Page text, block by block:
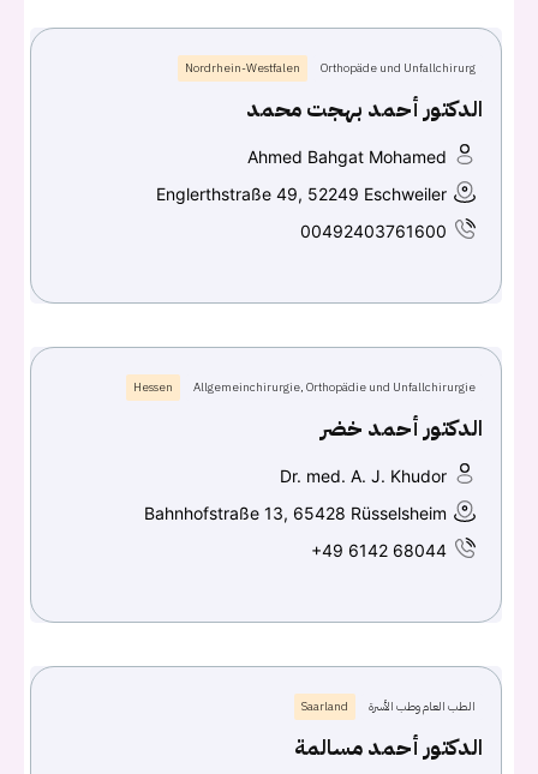
Orthopäde und Unfallchirurg
Nordrhein-Westfalen
الدكتور أحمد بهجت محمد
Ahmed Bahgat Mohamed
Englerthstraße 49, 52249 Eschweiler
00492403761600
Allgemeinchirurgie, Orthopädie und Unfallchirurgie
Hessen
الدكتور أحمد خضر
Dr. med. A. J. Khudor
Bahnhofstraße 13, 65428 Rüsselsheim
+49 6142 68044
الطب العام وطب الأسرة Saarland
الدكتور أحمد مسالمة